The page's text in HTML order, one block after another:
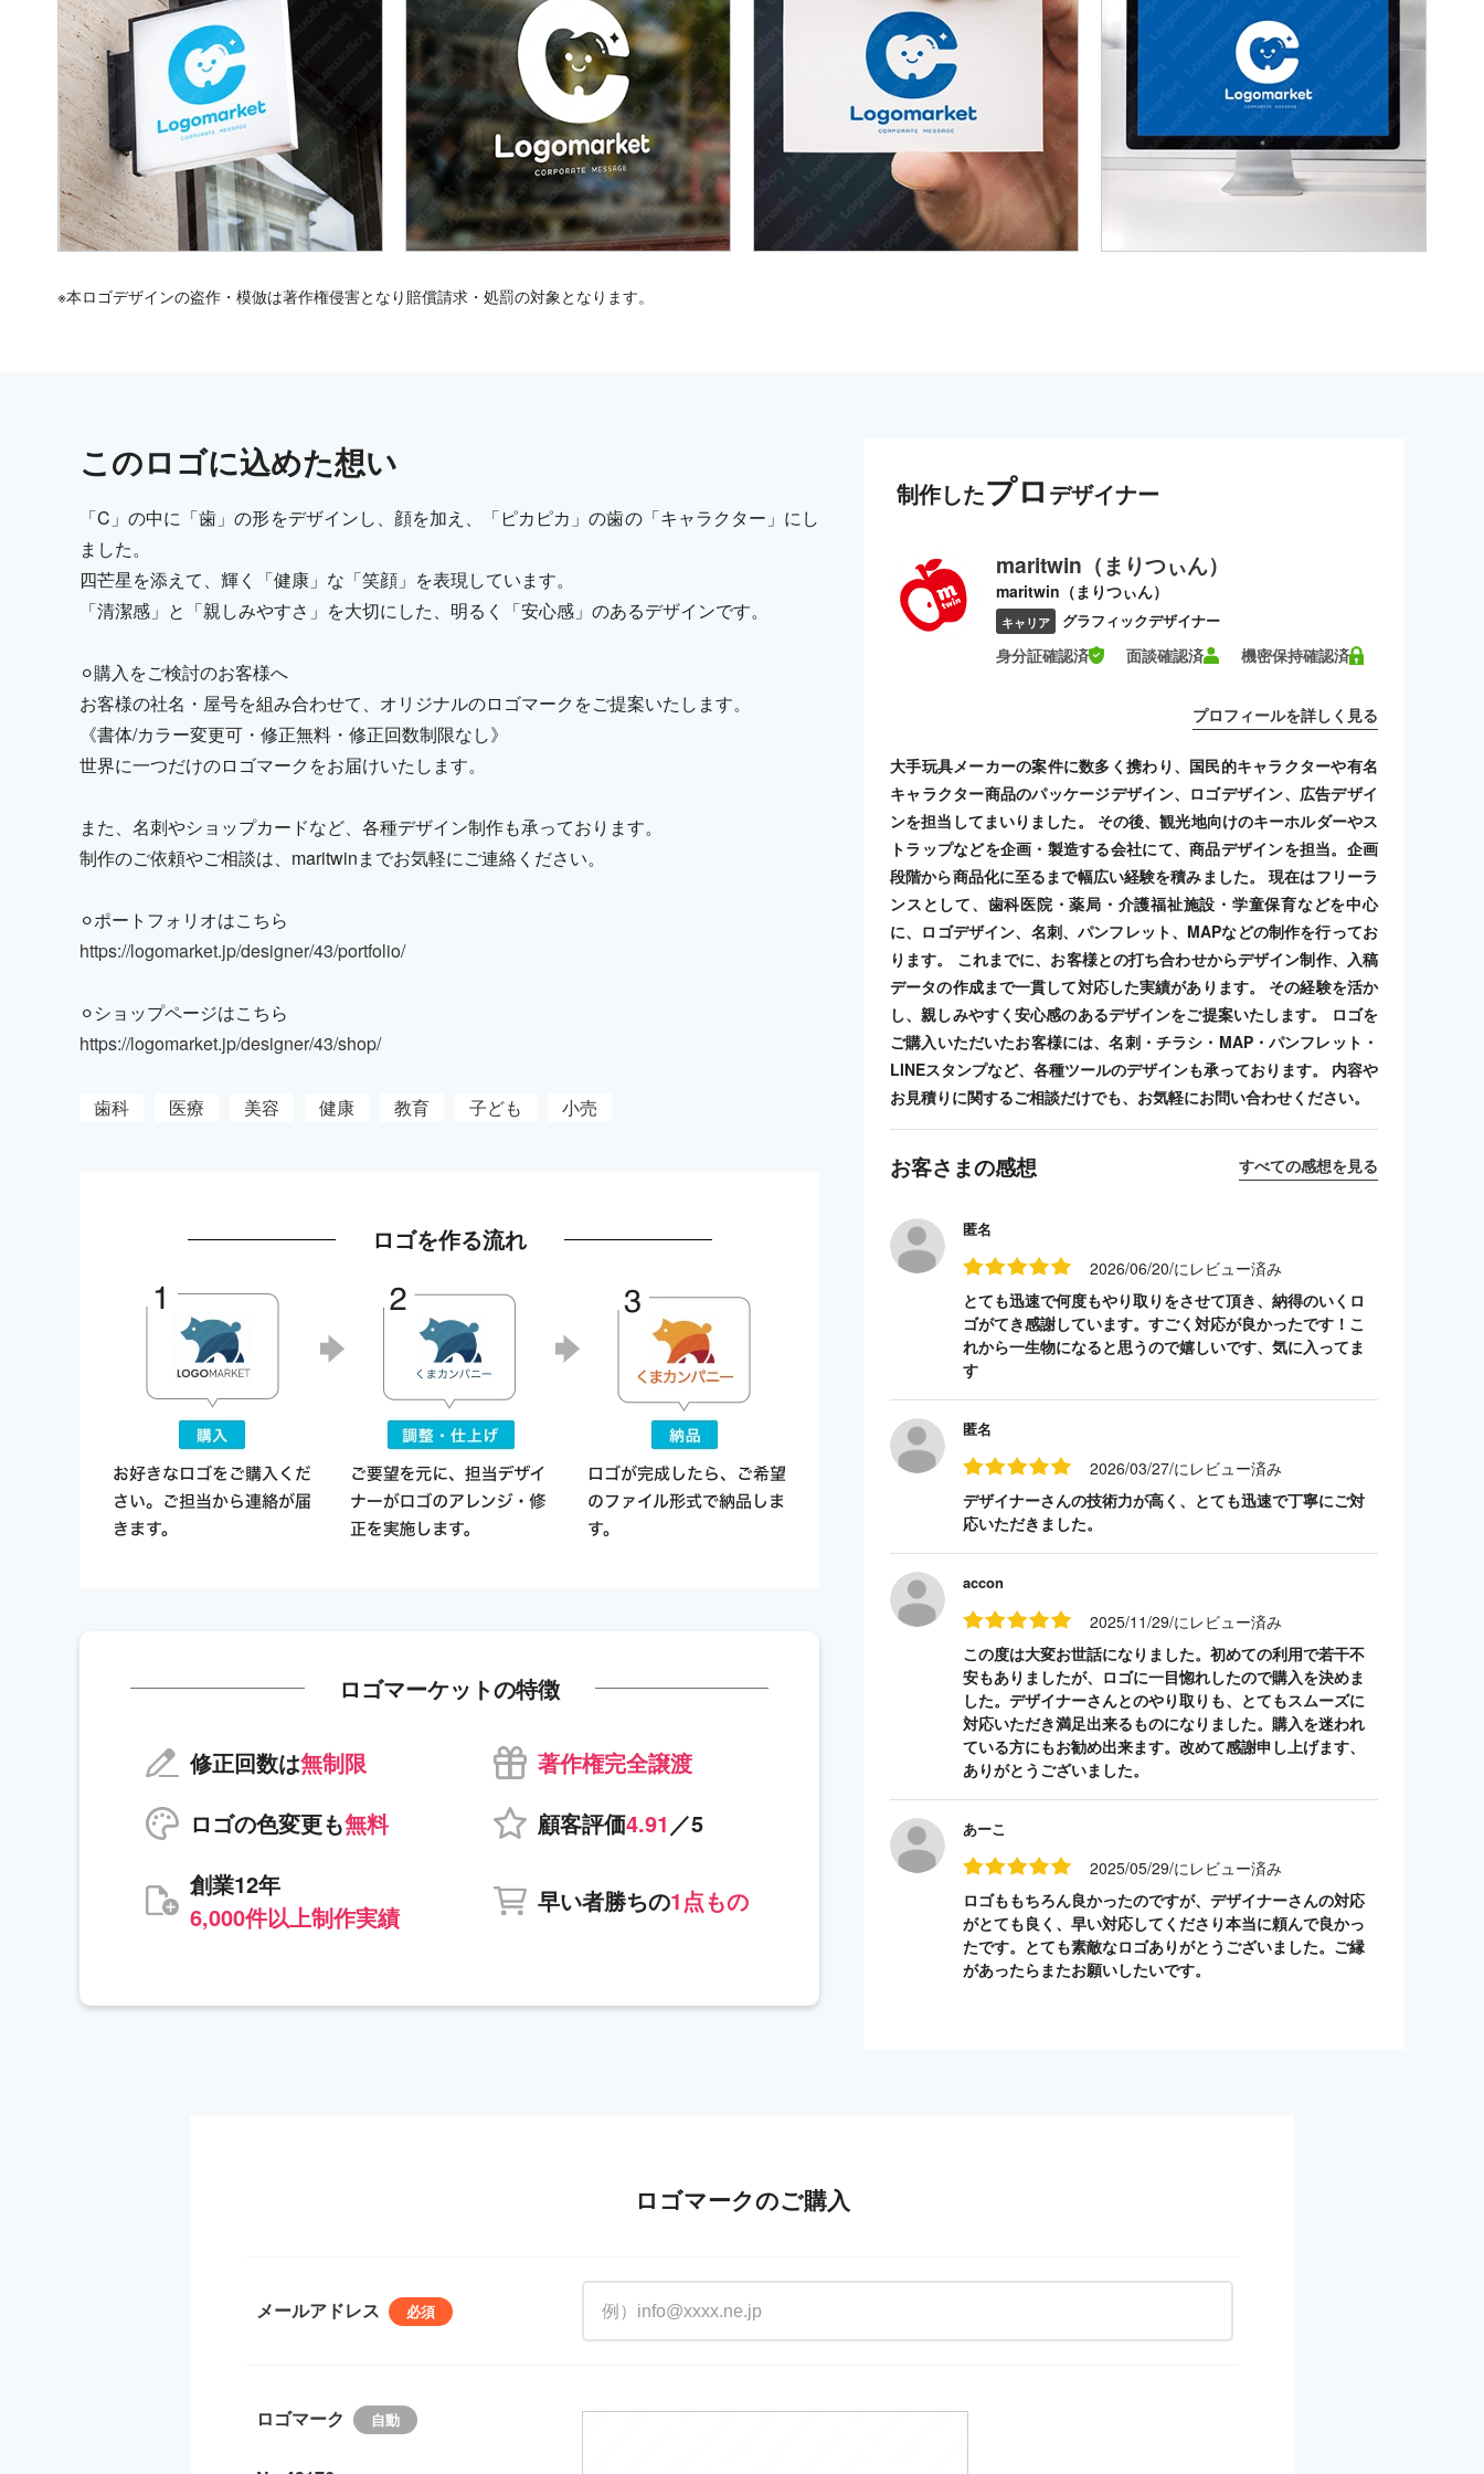
※本ロゴデザインの盗作・模倣は著作権侵害となり賠償請求・処罰の対象となります。
このロゴに込めた想い
「C」の中に「歯」の形をデザインし、顔を加え、「ピカピカ」の歯の「キャラクター」にし
ました。
四芒星を添えて、輝く「健康」な「笑顔」を表現しています。
「清潔感」と「親しみやすさ」を大切にした、明るく「安心感」のあるデザインです。
⚪︎購入をご検討のお客様へ
お客様の社名・屋号を組み合わせて、オリジナルのロゴマークをご提案いたします。
《書体/カラー変更可・修正無料・修正回数制限なし》
世界に一つだけのロゴマークをお届けいたします。
また、名刺やショップカードなど、各種デザイン制作も承っております。
制作のご依頼やご相談は、maritwinまでお気軽にご連絡ください。
⚪︎ポートフォリオはこちら
https://logomarket.jp/designer/43/portfolio/
⚪︎ショップページはこちら
https://logomarket.jp/designer/43/shop/
歯科 医療 美容 健康 教育 子ども 小売
ロゴを作る流れ
ロゴマーケットの特徴
修正回数は無制限
著作権完全譲渡
ロゴの色変更も無料 顧客評価4.91 ／5
創業12年
6,000件以上制作実績
早い者勝ちの1点もの
制作したプロ デザイナー
maritwin（まりつぃん）
maritwin（まりつぃん）
キャリア グラフィックデザイナー
身分証確認済 面談確認済 機密保持確認済
プロフィールを詳しく見る
大手玩具メーカーの案件に数多く携わり、国民的キャラクターや有名
キャラクター商品のパッケージデザイン、ロゴデザイン、広告デザイ
ンを担当してまいりました。 その後、観光地向けのキーホルダーやス
トラップなどを企画・製造する会社にて、商品デザインを担当。企画
段階から商品化に至るまで幅広い経験を積みました。 現在はフリーラ
ンスとして、歯科医院・薬局・介護福祉施設・学童保育などを中心
に、ロゴデザイン、名刺、パンフレット、MAPなどの制作を行ってお
ります。 これまでに、お客様との打ち合わせからデザイン制作、入稿
データの作成まで一貫して対応した実績があります。 その経験を活か
し、親しみやすく安心感のあるデザインをご提案いたします。 ロゴを
ご購入いただいたお客様には、名刺・チラシ・MAP・パンフレット・
LINEスタンプなど、各種ツールのデザインも承っております。 内容や
お見積りに関するご相談だけでも、お気軽にお問い合わせください。
お客さまの感想 すべての感想を見る
匿名
2026/06/20/にレビュー済み
とても迅速で何度もやり取りをさせて頂き、納得のいくロ
ゴがてき感謝しています。すごく対応が良かったです！こ
れから一生物になると思うので嬉しいです、気に入ってま
す
匿名
2026/03/27/にレビュー済み
デザイナーさんの技術力が高く、とても迅速で丁寧にご対
応いただきました。
accon
2025/11/29/にレビュー済み
この度は大変お世話になりました。初めての利用で若干不
安もありましたが、ロゴに一目惚れしたので購入を決めま
した。デザイナーさんとのやり取りも、とてもスムーズに
対応いただき満足出来るものになりました。購入を迷われ
ている方にもお勧め出来ます。改めて感謝申し上げます、
ありがとうございました。
あーこ
2025/05/29/にレビュー済み
ロゴももちろん良かったのですが、デザイナーさんの対応
がとても良く、早い対応してくださり本当に頼んで良かっ
たです。とても素敵なロゴありがとうございました。ご縁
があったらまたお願いしたいです。
ロゴマークのご購入
メールアドレス
ロゴマーク